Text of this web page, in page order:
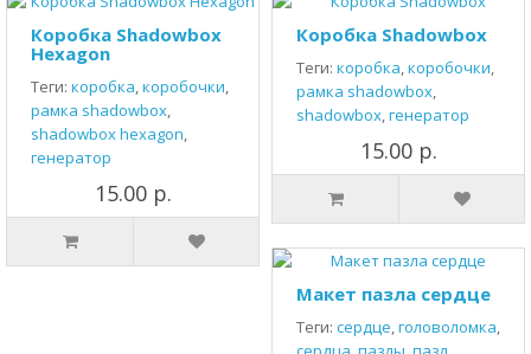
Коробка Shadowbox
Hexagon
Теги: коробка,коробочки,
рамка shadowbox,
shadowbox hexagon,
генератор
15.00 р.
Коробка Shadowbox
Теги: коробка,коробочки,
рамка shadowbox,
shadowbox,генератор
15.00 р.
Макет пазла сердце
Теги: сердце,головоломка,